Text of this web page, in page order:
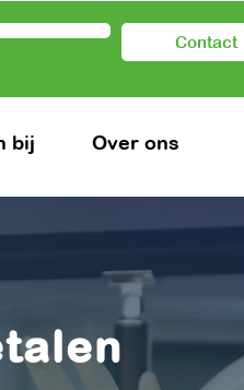
Contact
bij Over ons